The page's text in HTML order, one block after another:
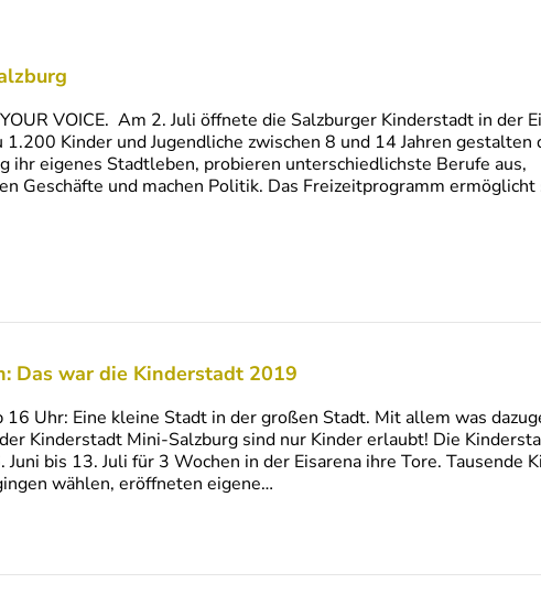
VOICE. Am 2. Juli öffnete die Salzburger Kinderstadt in der
1.200 Kinder und Jugendliche zwischen 8 und 14 Jahren gestalten
ihr eigenes Stadtleben, probieren unterschiedlichste Berufe aus,
Geschäfte und machen Politik. Das Freizeitprogramm
Das war die Kinderstadt 2019
16 Uhr: Eine kleine Stadt in der großen Stadt. Mit allem was
Kinderstadt Mini-Salzburg sind nur Kinder erlaubt! Die
bis 13. Juli für 3 Wochen in der Eisarena ihre Tore. Tausende
wählen, eröffneten eigene…